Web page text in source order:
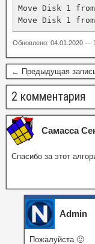
Move Disk 1
Move Disk 1
Обновлено: 04.01.2020 —
← Предыдущая
2 комментария
Самасса
Спасибо за этот
Admin
Пожалуйста 🙂